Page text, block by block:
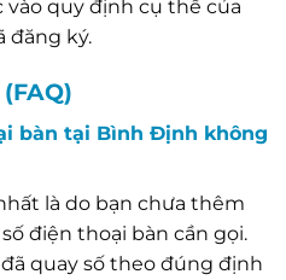
quy định cụ thể của
đăng ký.
bàn tại Bình Định không
là do bạn chưa thêm
điện thoại bàn cần gọi.
quay số theo đúng định